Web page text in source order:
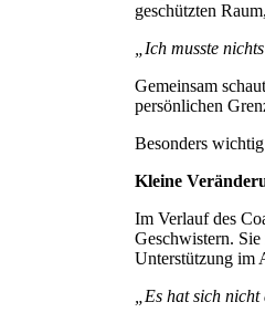
geschützten
„Ich musste
Gemeinsam
persönlichen
Besonders
Kleine
Im Verlauf des
Geschwistern.
Unterstützung im
„Es hat sich